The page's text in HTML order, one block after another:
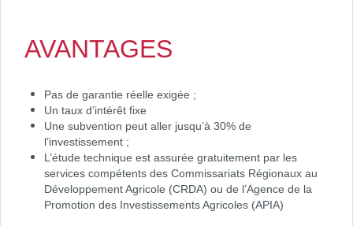
AVANTAGES
Pas de garantie réelle exigée ;
Un taux d’intérêt fixe
Une subvention peut aller jusqu’à 30% de
l’investissement ;
L’étude technique est assurée gratuitement par les
services compétents des Commissariats Régionaux au
Développement Agricole (CRDA) ou de l’Agence de la
Promotion des Investissements Agricoles (APIA)